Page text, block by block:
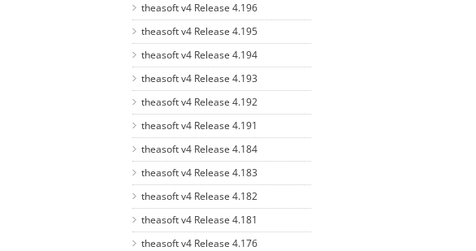
theasoft v4 Release 4.196
theasoft v4 Release 4.195
theasoft v4 Release 4.194
theasoft v4 Release 4.193
theasoft v4 Release 4.192
theasoft v4 Release 4.191
theasoft v4 Release 4.184
theasoft v4 Release 4.183
theasoft v4 Release 4.182
theasoft v4 Release 4.181
theasoft v4 Release 4.176